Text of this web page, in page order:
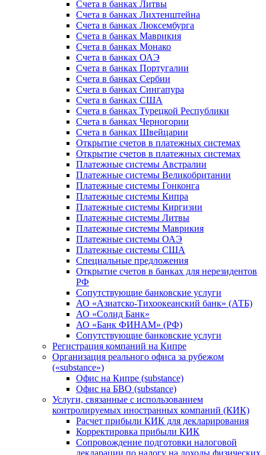
Счета в банках Литвы
Счета в банках Лихтенштейна
Счета в банках Люксембурга
Счета в банках Маврикия
Счета в банках Монако
Счета в банках ОАЭ
Счета в банках Португалии
Счета в банках Сербии
Счета в банках Сингапура
Счета в банках США
Счета в банках Турецкой Республики
Счета в банках Черногории
Счета в банках Швейцарии
Открытие счетов в платежных системах
Открытие счетов в платежных системах
Платежные системы Австралии
Платежные системы Великобритании
Платежные системы Гонконга
Платежные системы Кипра
Платежные системы Киргизии
Платежные системы Литвы
Платежные системы Маврикия
Платежные системы ОАЭ
Платежные системы США
Специальные предложения
Открытие счетов в банках для нерезидентов
РФ
Сопутствующие банковские услуги
АО «Азиатско-Тихоокеанский банк» (АТБ)
АО «Солид Банк»
АО «Банк ФИНАМ» (РФ)
Сопутствующие банковские услуги
Регистрация компаний на Кипре
Организация реального офиса за рубежом
(«substance»)
Офис на Кипре (substance)
Офис на БВО (substance)
Услуги, связанные с использованием
контролируемых иностранных компаний (КИК)
Расчет прибыли КИК для декларирования
Корректировка прибыли КИК
Сопровождение подготовки налоговой
декларации по налогу на доходы физических